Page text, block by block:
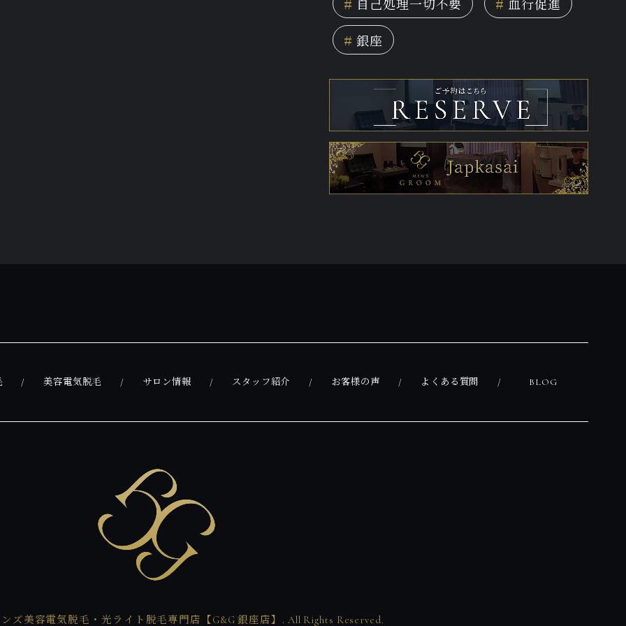
# 自己処理一切不要 # 血行促進
# 銀座
美容電気脱毛 サロン情報 スタッフ紹介 お客様の声 よくある質問 BLOG
ズ美容電気脱毛・光ライト脱毛専門店【G&G 銀座店】. All Rights Reserved.